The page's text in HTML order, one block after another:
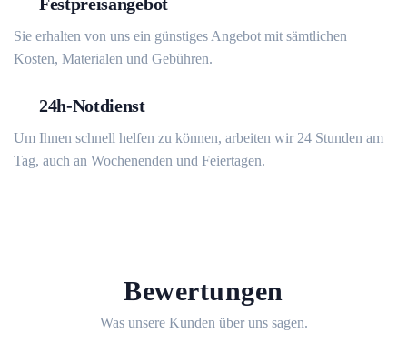
Sie erhalten von uns ein günstiges Angebot mit sämtlichen
Kosten, Materialen und Gebühren.
24h-Notdienst
Um Ihnen schnell helfen zu können, arbeiten wir 24 Stunden am
Tag, auch an Wochenenden und Feiertagen.
Bewertungen
Was unsere Kunden über uns sagen.